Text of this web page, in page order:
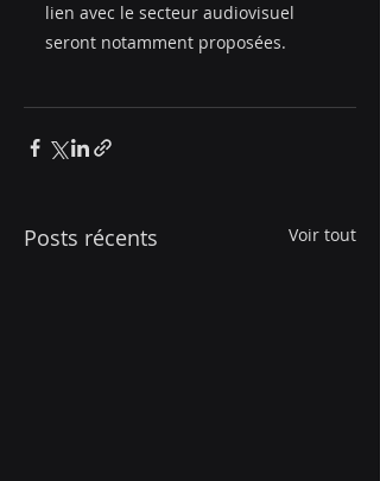
lien avec le secteur audiovisuel
seront notamment proposées.
Posts récents Voir tout